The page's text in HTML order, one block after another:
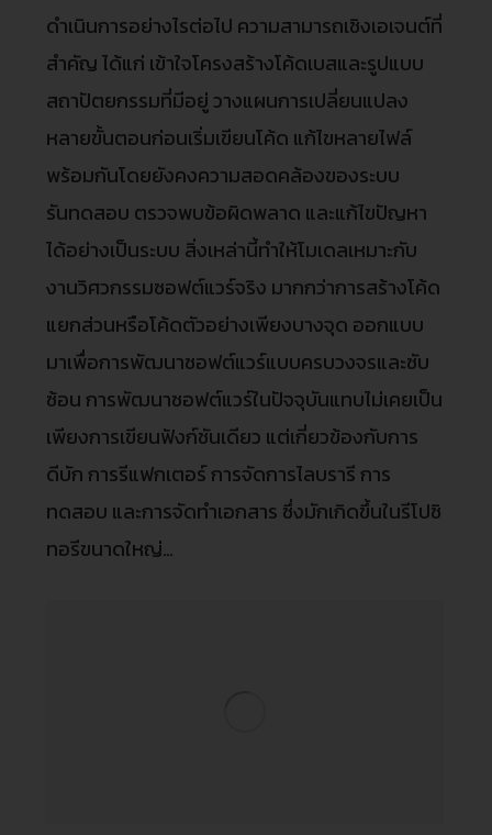
ดำเนินการอย่างไรต่อไป ความสามารถเชิงเอเจนต์ที่
สำคัญ ได้แก่ เข้าใจโครงสร้างโค้ดเบสและรูปแบบ
สถาปัตยกรรมที่มีอยู่ วางแผนการเปลี่ยนแปลง
หลายขั้นตอนก่อนเริ่มเขียนโค้ด แก้ไขหลายไฟล์
พร้อมกันโดยยังคงความสอดคล้องของระบบ
รันทดสอบ ตรวจพบข้อผิดพลาด และแก้ไขปัญหา
ได้อย่างเป็นระบบ สิ่งเหล่านี้ทำให้โมเดลเหมาะกับ
งานวิศวกรรมซอฟต์แวร์จริง มากกว่าการสร้างโค้ด
แยกส่วนหรือโค้ดตัวอย่างเพียงบางจุด ออกแบบ
มาเพื่อการพัฒนาซอฟต์แวร์แบบครบวงจรและซับ
ซ้อน การพัฒนาซอฟต์แวร์ในปัจจุบันแทบไม่เคยเป็น
เพียงการเขียนฟังก์ชันเดียว แต่เกี่ยวข้องกับการ
ดีบัก การรีแฟกเตอร์ การจัดการไลบรารี การ
ทดสอบ และการจัดทำเอกสาร ซึ่งมักเกิดขึ้นในรีโปซิ
ทอรีขนาดใหญ่…